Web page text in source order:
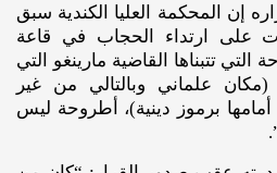
إن المحكمة العليا الكندية سبق
على ارتداء الحجاب في قاعة
التي تتبناها القاضية مارينغو التي
علماني وبالتالي من غير
برموز دينية)، أطروحة ليس